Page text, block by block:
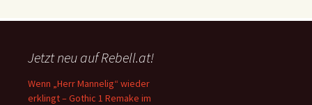
Jetzt neu auf Rebell.at!
Wenn „Herr Mannelig“ wieder
erklingt – Gothic 1 Remake im